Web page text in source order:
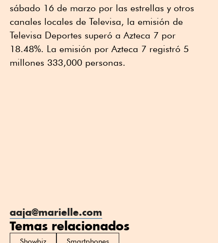
sábado 16 de marzo por las estrellas y otros
canales locales de Televisa, la emisión de
Televisa Deportes superó a Azteca 7 por
18.48%. La emisión por Azteca 7 registró 5
millones 333,000 personas.
aaja@marielle.com
Temas relacionados